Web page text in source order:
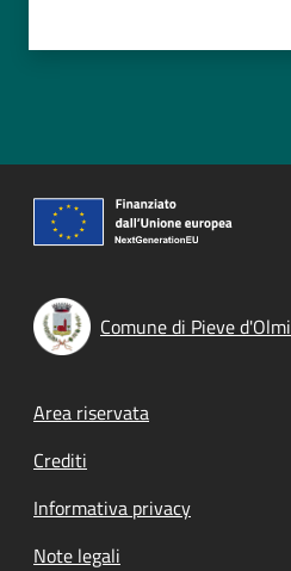
Comune di Pieve d'Olmi
Footer menu
Area riservata
Crediti
Informativa privacy
Note legali